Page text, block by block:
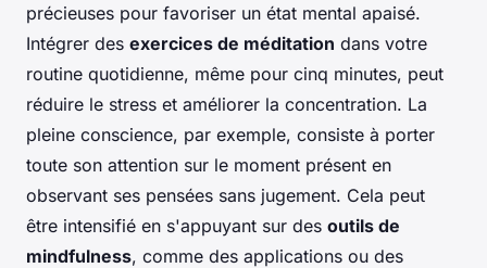
précieuses pour favoriser un état mental apaisé.
Intégrer des exercices de méditation dans votre
routine quotidienne, même pour cinq minutes, peut
réduire le stress et améliorer la concentration. La
pleine conscience, par exemple, consiste à porter
toute son attention sur le moment présent en
observant ses pensées sans jugement. Cela peut
être intensifié en s'appuyant sur des outils de
mindfulness, comme des applications ou des